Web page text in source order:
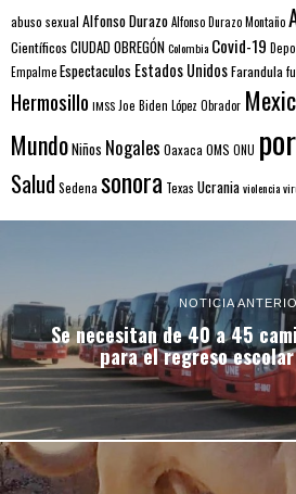
abuso sexual Alfonso DurazoAlfonso Durazo Montaño
Científicos CIUDAD OBREGÓNColombia Covid-19
EmpalmeEspectaculos Estados UnidosFarandula
Hermosillo IMSSJoe Biden López Obrador
MundoNiños Nogales Oaxaca OMS ONU
Salud Sedena sonora Texas Ucraniaviolencia
NOTICIA
Se necesitan de 40 a 45
para el regreso